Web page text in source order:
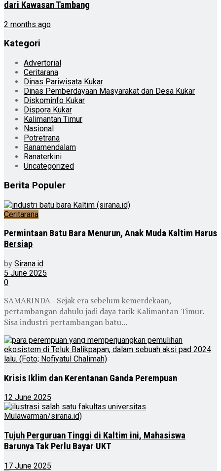
dari Kawasan Tambang
2 months ago
Kategori
Advertorial
Ceritarana
Dinas Pariwisata Kukar
Dinas Pemberdayaan Masyarakat dan Desa Kukar
Diskominfo Kukar
Dispora Kukar
Kalimantan Timur
Nasional
Potretrana
Ranamendalam
Ranaterkini
Uncategorized
Berita Populer
Ceritarana
Permintaan Batu Bara Menurun, Anak Muda Kaltim Harus
Bersiap
by Sirana.id
5 June 2025
0
SAMARINDA - Sejak era sebelum kemerdekaan,
pertambangan dahulu jadi daya tarik Kalimantan Timur.
Sisa industri pertambangan batu...
Krisis Iklim dan Kerentanan Ganda Perempuan
12 June 2025
Tujuh Perguruan Tinggi di Kaltim ini, Mahasiswa
Barunya Tak Perlu Bayar UKT
17 June 2025